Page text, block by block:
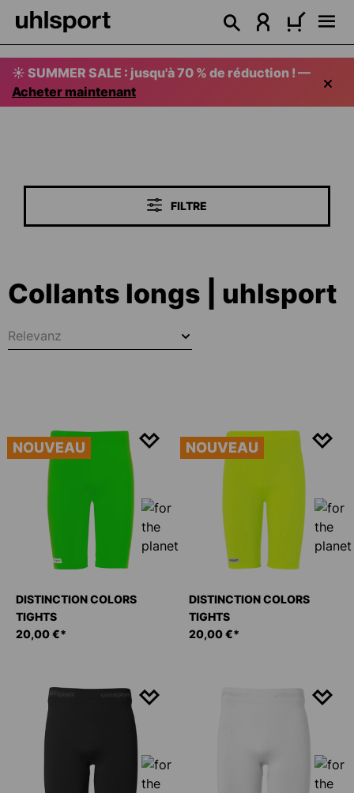
principal
☀️ SUMMER SALE : jusqu'à 70 % de réduction ! —
Acheter maintenant
FILTRE
Collants longs | uhlsport
Relevanz
NOUVEAU
DISTINCTION COLORS
TIGHTS
20,00 €*
NOUVEAU
DISTINCTION COLORS
TIGHTS
20,00 €*